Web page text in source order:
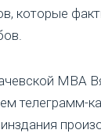
которые
МВА
телеграмм-